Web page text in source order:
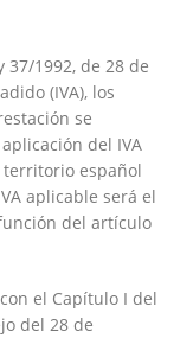
1992, de 28 de
(IVA), los
se
del IVA
español
aplicable será el
del artículo
el Capítulo I del
del 28 de